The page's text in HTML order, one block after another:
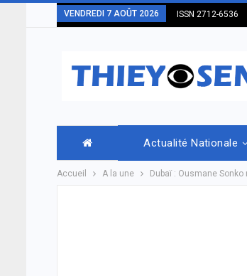
VENDREDI 7 AOÛT 2026 ISSN 2712-6536
Actualité Nationale
Accueil A la une Dubaï : Ousmane